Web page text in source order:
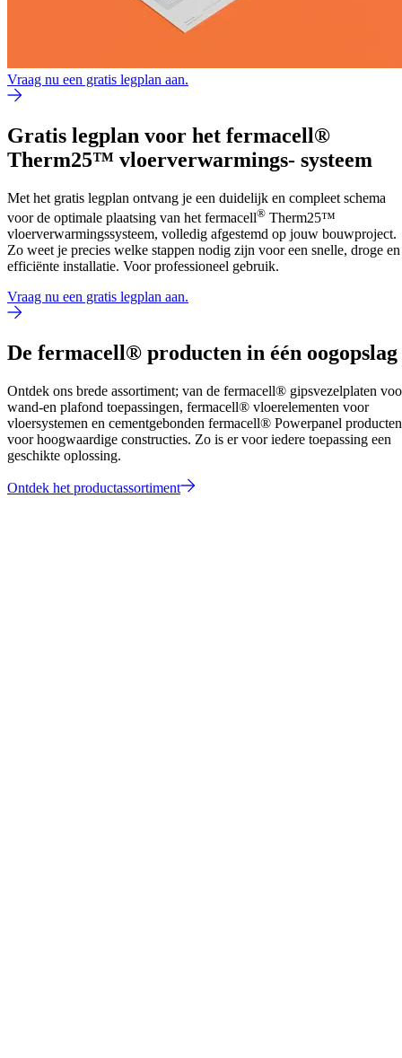
Vraag nu een gratis legplan aan.
Gratis legplan voor het fermacell®
Therm25™ vloerverwarmings- systeem
Met het gratis legplan ontvang je een duidelijk en compleet schema
voor de optimale plaatsing van het fermacell® Therm25™
vloerverwarmingssysteem, volledig afgestemd op jouw bouwproject.
Zo weet je precies welke stappen nodig zijn voor een snelle, droge en
efficiënte installatie. Voor professioneel gebruik.
Vraag nu een gratis legplan aan.
De fermacell® producten in één oogopslag
Ontdek ons brede assortiment; van de fermacell® gipsvezelplaten
wand-en plafond toepassingen, fermacell® vloerelementen voor
vloersystemen en cementgebonden fermacell® Powerpanel producten
voor hoogwaardige constructies. Zo is er voor iedere toepassing een
geschikte oplossing.
Ontdek het productassortiment